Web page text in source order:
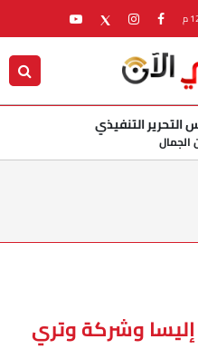
التحرير التنفيذي
الجمال
وشركة وتري